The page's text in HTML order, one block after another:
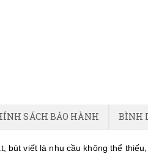
SÁCH BẢO HÀNH BÌNH
bút viết là nhu cầu không thể